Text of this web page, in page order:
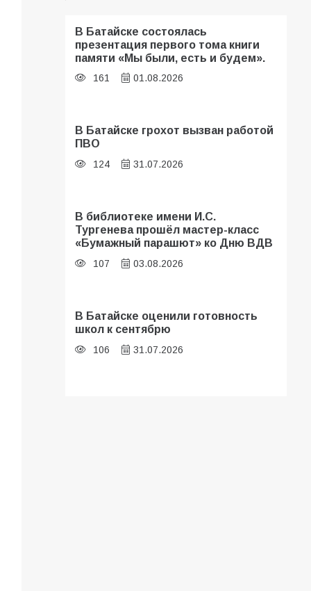
В Батайске состоялась
презентация первого тома книги
памяти «Мы были, есть и будем».
161 01.08.2026
В Батайске грохот вызван работой
ПВО
124 31.07.2026
В библиотеке имени И.С.
Тургенева прошёл мастер-класс
«Бумажный парашют» ко Дню ВДВ
107 03.08.2026
В Батайске оценили готовность
школ к сентябрю
106 31.07.2026